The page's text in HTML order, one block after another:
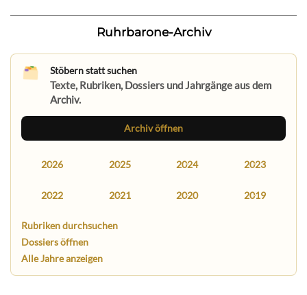
Ruhrbarone-Archiv
Stöbern statt suchen
Texte, Rubriken, Dossiers und Jahrgänge aus dem
Archiv.
Archiv öffnen
2026 2025 2024 2023
2022 2021 2020 2019
Rubriken durchsuchen
Dossiers öffnen
Alle Jahre anzeigen